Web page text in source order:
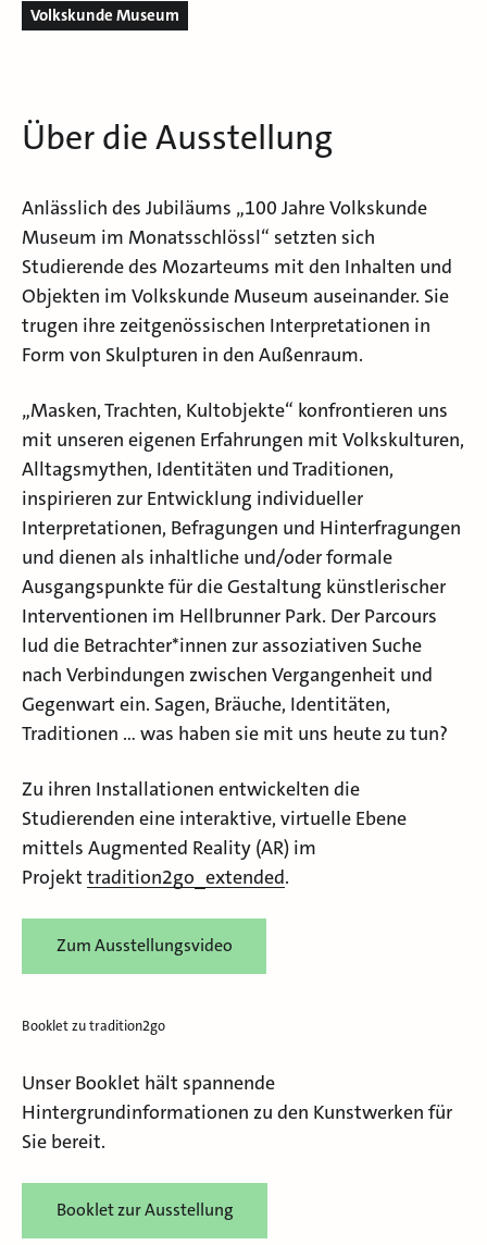
Volkskunde Museum
Über die Ausstellung
Anlässlich des Jubiläums „100 Jahre Volkskunde
Museum im Monatsschlössl“ setzten sich
Studierende des Mozarteums mit den Inhalten und
Objekten im Volkskunde Museum auseinander. Sie
trugen ihre zeitgenössischen Interpretationen in
Form von Skulpturen in den Außenraum.
„Masken, Trachten, Kultobjekte“ konfrontieren uns
mit unseren eigenen Erfahrungen mit Volkskulturen,
Alltagsmythen, Identitäten und Traditionen,
inspirieren zur Entwicklung individueller
Interpretationen, Befragungen und Hinterfragungen
und dienen als inhaltliche und/oder formale
Ausgangspunkte für die Gestaltung künstlerischer
Interventionen im Hellbrunner Park. Der Parcours
lud die Betrachter*innen zur assoziativen Suche
nach Verbindungen zwischen Vergangenheit und
Gegenwart ein. Sagen, Bräuche, Identitäten,
Traditionen … was haben sie mit uns heute zu tun?
Zu ihren Installationen entwickelten die
Studierenden eine interaktive, virtuelle Ebene
mittels Augmented Reality (AR) im
Projekt tradition2go_extended.
Zum Ausstellungsvideo
Booklet zu tradition2go
Unser Booklet hält spannende
Hintergrundinformationen zu den Kunstwerken für
Sie bereit.
Booklet zur Ausstellung